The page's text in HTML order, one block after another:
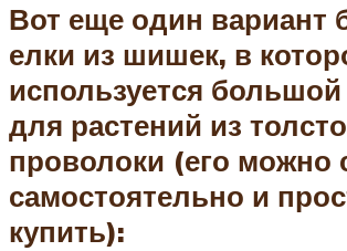
Вот еще один вариант
елки из шишек, в
используется большой
для растений из
проволоки (его можно
самостоятельно и
купить):